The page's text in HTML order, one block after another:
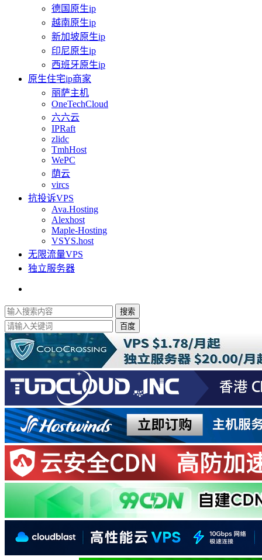
德国原生ip
越南原生ip
新加坡原生ip
印尼原生ip
西班牙原生ip
原生住宅ip商家
丽萨主机
OneTechCloud
六六云
IPRaft
zlidc
TmhHost
WePC
荫云
vircs
抗投诉VPS
Ava.Hosting
Alexhost
Maple-Hosting
VSYS.host
无限流量VPS
独立服务器